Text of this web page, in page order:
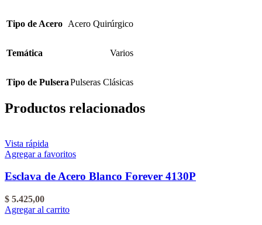
Tipo de Acero Acero Quirúrgico
Temática Varios
Tipo de PulseraPulseras Clásicas
Productos relacionados
Vista rápida
Agregar a favoritos
Esclava de Acero Blanco Forever 4130P
$ 5.425,00
Agregar al carrito